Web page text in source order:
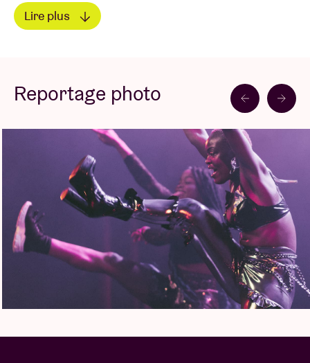
sein du Kuduro angolais avec son son pop
énergique et rythmique et sa combinaison
Blck Mamba, a Brussels based artist of Nigerian
descent, strives to bring a new vibe to nightlife with
a mix of the latest club music, think UK funky,
amapiano, afro house, baltimore, hard drum, baile
funk,...
Last year she released her debut tracks on Jamz
Supernova’s Future Bounce label. Following this she
just dropped Rudeboy Ting, a certified club banger
continues to celebrate afro inspired club music as
Lire plus
Reportage photo